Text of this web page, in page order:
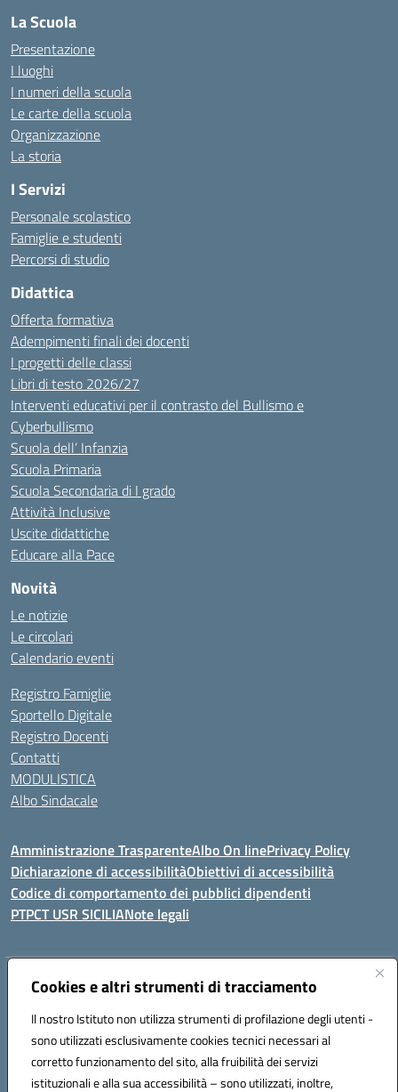
Cookies e altri strumenti di tracciamento
Il nostro Istituto non utilizza strumenti di profilazione degli utenti -
sono utilizzati esclusivamente cookies tecnici necessari al
corretto funzionamento del sito, alla fruibilità dei servizi
istituzionali e alla sua accessibilità – sono utilizzati, inoltre,
La Scuola
Presentazione
I luoghi
I numeri della scuola
Le carte della scuola
Organizzazione
La storia
I Servizi
Personale scolastico
Famiglie e studenti
Percorsi di studio
Didattica
Offerta formativa
Adempimenti finali dei docenti
I progetti delle classi
Libri di testo 2026/27
Interventi educativi per il contrasto del Bullismo e
Cyberbullismo
Scuola dell’ Infanzia
Scuola Primaria
Scuola Secondaria di I grado
Attività Inclusive
Uscite didattiche
Educare alla Pace
Novità
Le notizie
Le circolari
Calendario eventi
Registro Famiglie
Sportello Digitale
Registro Docenti
Contatti
MODULISTICA
Albo Sindacale
Amministrazione TrasparenteAlbo On linePrivacy Policy
Dichiarazione di accessibilitàObiettivi di accessibilità
Codice di comportamento dei pubblici dipendenti
PTPCT USR SICILIANote legali
Indirizzo:Via Enrico Fermi, 4 - Cefalù
Posta elettronica certificata (PEC):PAIC8AJ008@pec.istruzione.it
Codice fiscale: 82000590826
Codice meccanografico: PAIC8AJ008